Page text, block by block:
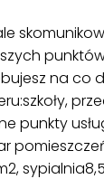
na co
punkty